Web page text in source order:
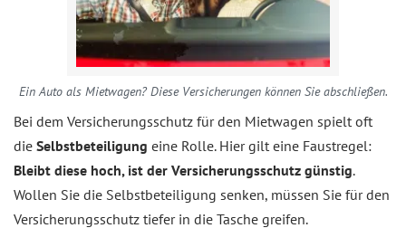
Ein Auto als Mietwagen? Diese Versicherungen können Sie abschließen.
Bei dem Versicherungsschutz für den Mietwagen spielt oft
die Selbstbeteiligung eine Rolle. Hier gilt eine Faustregel:
Bleibt diese hoch, ist der Versicherungsschutz günstig.
Wollen Sie die Selbstbeteiligung senken, müssen Sie für den
Versicherungsschutz tiefer in die Tasche greifen.